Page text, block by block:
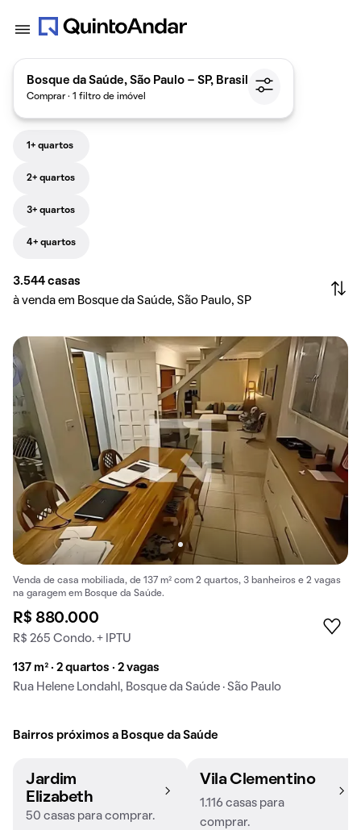
Bosque da Saúde, São Paulo - SP, Brasil
Comprar · 1 filtro de imóvel
1+ quartos
2+ quartos
3+ quartos
4+ quartos
3.544 casas
à venda em Bosque da Saúde, São Paulo, SP
Venda de casa mobiliada, de 137 m² com 2 quartos, 3 banheiros e 2 vagas
na garagem em Bosque da Saúde.
R$ 880.000
R$ 265 Condo. + IPTU
137 m² · 2 quartos · 2 vagas
Rua Helene Londahl, Bosque da Saúde · São Paulo
Bairros próximos a Bosque da Saúde
Jardim
Elizabeth
50 casas para comprar.
Vila Clementino
1.116 casas para
comprar.